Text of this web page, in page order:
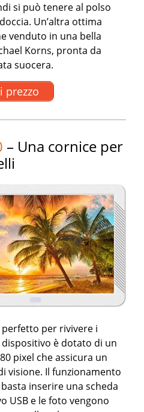
si può tenere al polso
Un’altra ottima
venduto in una bella
Korns, pronta da
suocera.
prezzo
– Una cornice per
perfetto per rivivere i
è dotato di un
pixel che assicura un
visione. Il funzionamento
inserire una scheda
USB e le foto vengono